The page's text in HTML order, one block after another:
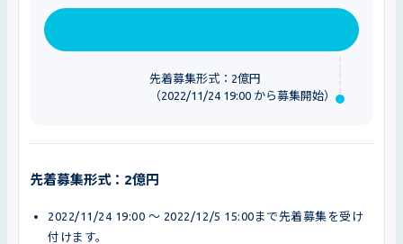
先着募集形式：2億円
（2022/11/24 19:00 から募集開始）
先着募集形式：2億円
2022/11/24 19:00 〜 2022/12/5 15:00まで先着募集を受け
付けます。